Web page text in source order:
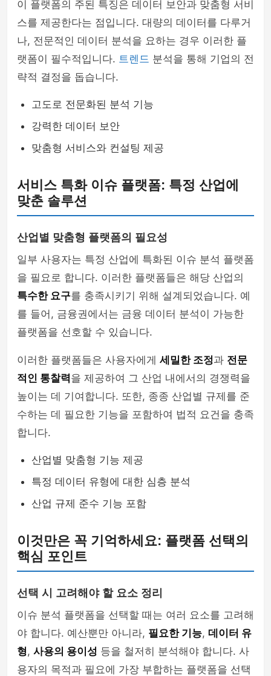
이 플랫폼의 주된 특징은 데이터 보안과 맞춤형 서비
스를 제공한다는 점입니다. 대량의 데이터를 다루거
나, 전문적인 데이터 분석을 요하는 경우 이러한 플
랫폼이 필수적입니다. 트렌드 분석을 통해 기업의 전
략적 결정을 돕습니다.
고도로 전문화된 분석 기능
강력한 데이터 보안
맞춤형 서비스와 컨설팅 제공
서비스 특화 이슈 플랫폼: 특정 산업에
맞춘 솔루션
산업별 맞춤형 플랫폼의 필요성
일부 사용자는 특정 산업에 특화된 이슈 분석 플랫폼
을 필요로 합니다. 이러한 플랫폼들은 해당 산업의
특수한 요구를 충족시키기 위해 설계되었습니다. 예
를 들어, 금융권에서는 금융 데이터 분석이 가능한
플랫폼을 선호할 수 있습니다.
이러한 플랫폼들은 사용자에게 세밀한 조정과 전문
적인 통찰력을 제공하여 그 산업 내에서의 경쟁력을
높이는 데 기여합니다. 또한, 종종 산업별 규제를 준
수하는 데 필요한 기능을 포함하여 법적 요건을 충족
합니다.
산업별 맞춤형 기능 제공
특정 데이터 유형에 대한 심층 분석
산업 규제 준수 기능 포함
이것만은 꼭 기억하세요: 플랫폼 선택의
핵심 포인트
선택 시 고려해야 할 요소 정리
이슈 분석 플랫폼을 선택할 때는 여러 요소를 고려해
야 합니다. 예산뿐만 아니라, 필요한 기능, 데이터 유
형, 사용의 용이성 등을 철저히 분석해야 합니다. 사
용자의 목적과 필요에 가장 부합하는 플랫폼을 선택